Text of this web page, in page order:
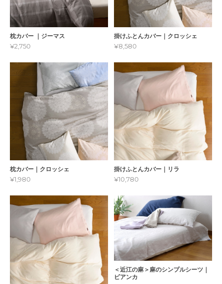
枕カバー ｜ジーマス
¥2,750
掛けふとんカバー｜クロッシェ
¥8,580
枕カバー｜クロッシェ
¥1,980
掛けふとんカバー｜リラ
¥10,780
＜近江の麻＞麻のシンプルシーツ｜
ビアンカ